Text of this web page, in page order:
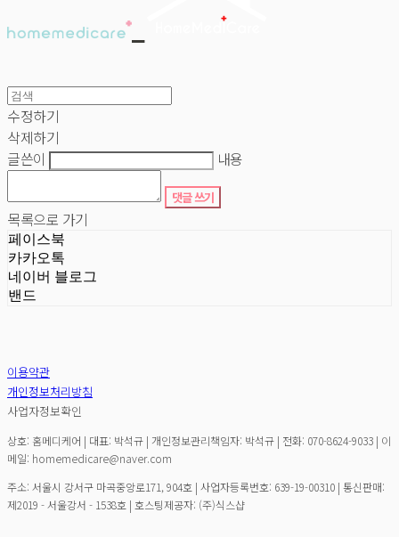
수정하기
삭제하기
글쓴이
내용
댓글 쓰기
목록으로 가기
페이스북
카카오톡
네이버 블로그
밴드
이용약관
개인정보처리방침
사업자정보확인
상호: 홈메디케어 | 대표: 박석규 | 개인정보관리책임자: 박석규 | 전화: 070-8624-9033 | 이
메일: homemedicare@naver.com
주소: 서울시 강서구 마곡중앙로171, 904호 | 사업자등록번호: 639-19-00310 | 통신판매:
제2019 - 서울강서 - 1538호 | 호스팅제공자: (주)식스샵